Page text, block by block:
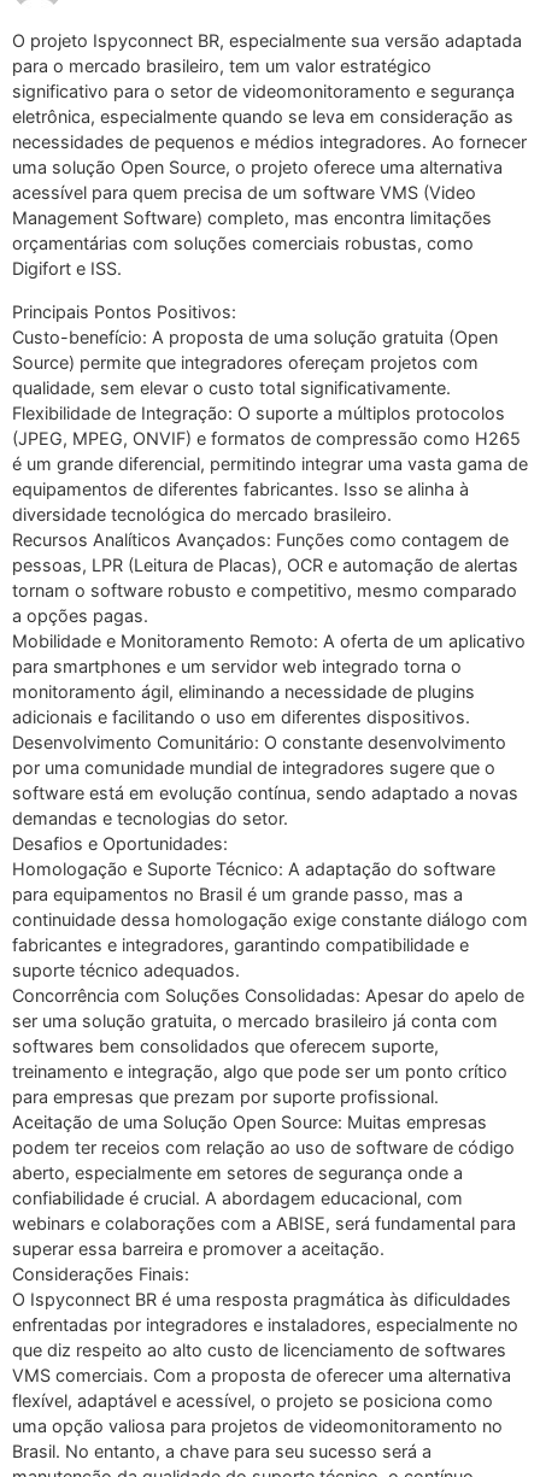
O projeto Ispyconnect BR, especialmente sua versão adaptada
para o mercado brasileiro, tem um valor estratégico
significativo para o setor de videomonitoramento e segurança
eletrônica, especialmente quando se leva em consideração as
necessidades de pequenos e médios integradores. Ao fornecer
uma solução Open Source, o projeto oferece uma alternativa
acessível para quem precisa de um software VMS (Video
Management Software) completo, mas encontra limitações
orçamentárias com soluções comerciais robustas, como
Digifort e ISS.
Principais Pontos Positivos:
Custo-benefício: A proposta de uma solução gratuita (Open
Source) permite que integradores ofereçam projetos com
qualidade, sem elevar o custo total significativamente.
Flexibilidade de Integração: O suporte a múltiplos protocolos
(JPEG, MPEG, ONVIF) e formatos de compressão como H265
é um grande diferencial, permitindo integrar uma vasta gama de
equipamentos de diferentes fabricantes. Isso se alinha à
diversidade tecnológica do mercado brasileiro.
Recursos Analíticos Avançados: Funções como contagem de
pessoas, LPR (Leitura de Placas), OCR e automação de alertas
tornam o software robusto e competitivo, mesmo comparado
a opções pagas.
Mobilidade e Monitoramento Remoto: A oferta de um aplicativo
para smartphones e um servidor web integrado torna o
monitoramento ágil, eliminando a necessidade de plugins
adicionais e facilitando o uso em diferentes dispositivos.
Desenvolvimento Comunitário: O constante desenvolvimento
por uma comunidade mundial de integradores sugere que o
software está em evolução contínua, sendo adaptado a novas
demandas e tecnologias do setor.
Desafios e Oportunidades:
Homologação e Suporte Técnico: A adaptação do software
para equipamentos no Brasil é um grande passo, mas a
continuidade dessa homologação exige constante diálogo com
fabricantes e integradores, garantindo compatibilidade e
suporte técnico adequados.
Concorrência com Soluções Consolidadas: Apesar do apelo de
ser uma solução gratuita, o mercado brasileiro já conta com
softwares bem consolidados que oferecem suporte,
treinamento e integração, algo que pode ser um ponto crítico
para empresas que prezam por suporte profissional.
Aceitação de uma Solução Open Source: Muitas empresas
podem ter receios com relação ao uso de software de código
aberto, especialmente em setores de segurança onde a
confiabilidade é crucial. A abordagem educacional, com
webinars e colaborações com a ABISE, será fundamental para
superar essa barreira e promover a aceitação.
Considerações Finais:
O Ispyconnect BR é uma resposta pragmática às dificuldades
enfrentadas por integradores e instaladores, especialmente no
que diz respeito ao alto custo de licenciamento de softwares
VMS comerciais. Com a proposta de oferecer uma alternativa
flexível, adaptável e acessível, o projeto se posiciona como
uma opção valiosa para projetos de videomonitoramento no
Brasil. No entanto, a chave para seu sucesso será a